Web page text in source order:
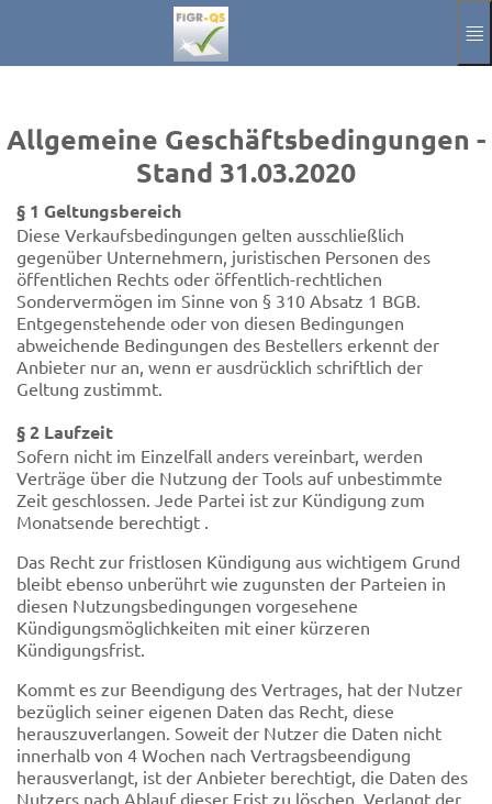
Sari la conținutul principal
Semn
Allgemeine Geschäftsbedingungen -
Stand 31.03.2020
§ 1 Geltungsbereich
Diese Verkaufsbedingungen gelten ausschließlich
gegenüber Unternehmern, juristischen Personen des
öffentlichen Rechts oder öffentlich-rechtlichen
Sondervermögen im Sinne von § 310 Absatz 1 BGB.
Entgegenstehende oder von diesen Bedingungen
abweichende Bedingungen des Bestellers erkennt der
Anbieter nur an, wenn er ausdrücklich schriftlich der
Geltung zustimmt.
§ 2 Laufzeit
Sofern nicht im Einzelfall anders vereinbart, werden
Verträge über die Nutzung der Tools auf unbestimmte
Zeit geschlossen. Jede Partei ist zur Kündigung zum
Monatsende berechtigt .
Das Recht zur fristlosen Kündigung aus wichtigem Grund
bleibt ebenso unberührt wie zugunsten der Parteien in
diesen Nutzungsbedingungen vorgesehene
Kündigungsmöglichkeiten mit einer kürzeren
Kündigungsfrist.
Kommt es zur Beendigung des Vertrages, hat der Nutzer
bezüglich seiner eigenen Daten das Recht, diese
herauszuverlangen. Soweit der Nutzer die Daten nicht
innerhalb von 4 Wochen nach Vertragsbeendigung
herausverlangt, ist der Anbieter berechtigt, die Daten des
Nutzers nach Ablauf dieser Frist zu löschen. Verlangt der